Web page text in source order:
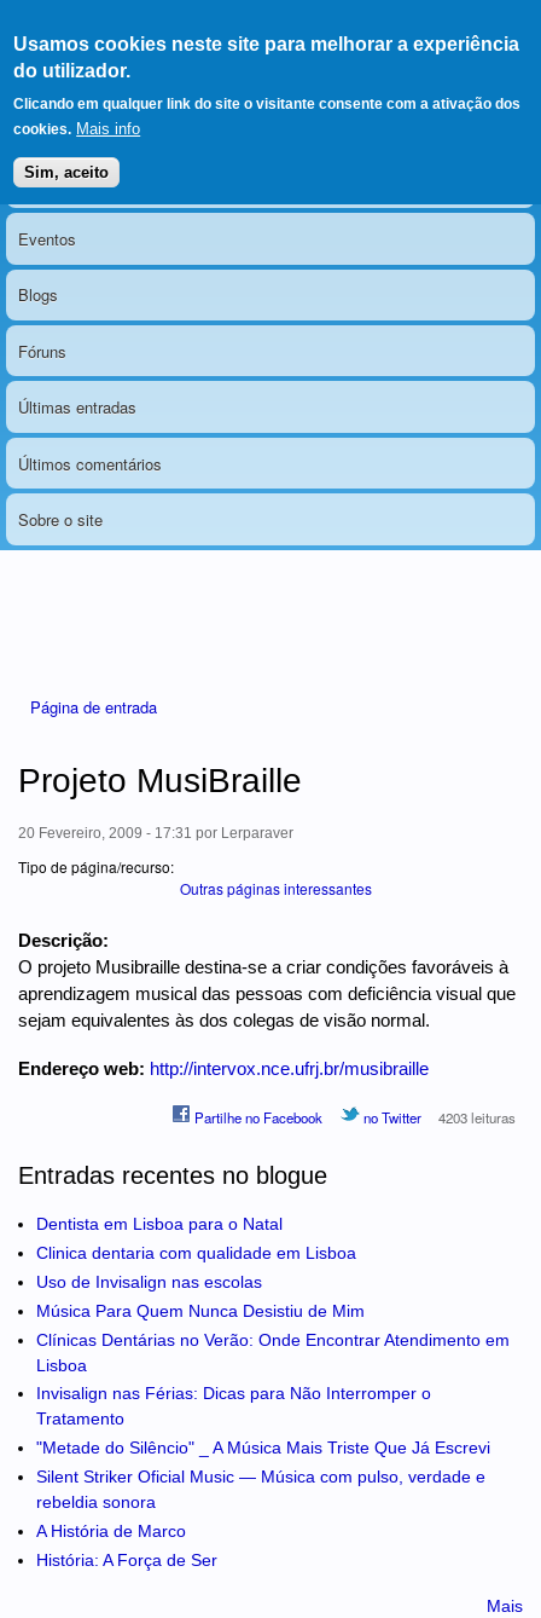
Usamos cookies neste site para melhorar a experiência
do utilizador.
Clicando em qualquer link do site o visitante consente com a ativação dos
cookies. Mais info
Sim, aceito
LERPARAVER , ir para a
página principal
O portal da visão diferente
Menu principal
Notícias
Eventos
Blogs
Fóruns
Últimas entradas
Últimos comentários
Sobre o site
Página de entrada
Projeto MusiBraille
20 Fevereiro, 2009 - 17:31 por Lerparaver
Tipo de página/recurso:
Outras páginas interessantes
Descrição:
O projeto Musibraille destina-se a criar condições favoráveis à
aprendizagem musical das pessoas com deficiência visual que
sejam equivalentes às dos colegas de visão normal.
Endereço web: http://intervox.nce.ufrj.br/musibraille
Partilhe no Facebook no Twitter 4203 leituras
Entradas recentes no blogue
Dentista em Lisboa para o Natal
Clinica dentaria com qualidade em Lisboa
Uso de Invisalign nas escolas
Música Para Quem Nunca Desistiu de Mim
Clínicas Dentárias no Verão: Onde Encontrar Atendimento em
Lisboa
Invisalign nas Férias: Dicas para Não Interromper o
Tratamento
"Metade do Silêncio" _ A Música Mais Triste Que Já Escrevi
Silent Striker Oficial Music — Música com pulso, verdade e
rebeldia sonora
A História de Marco
História: A Força de Ser
Mais